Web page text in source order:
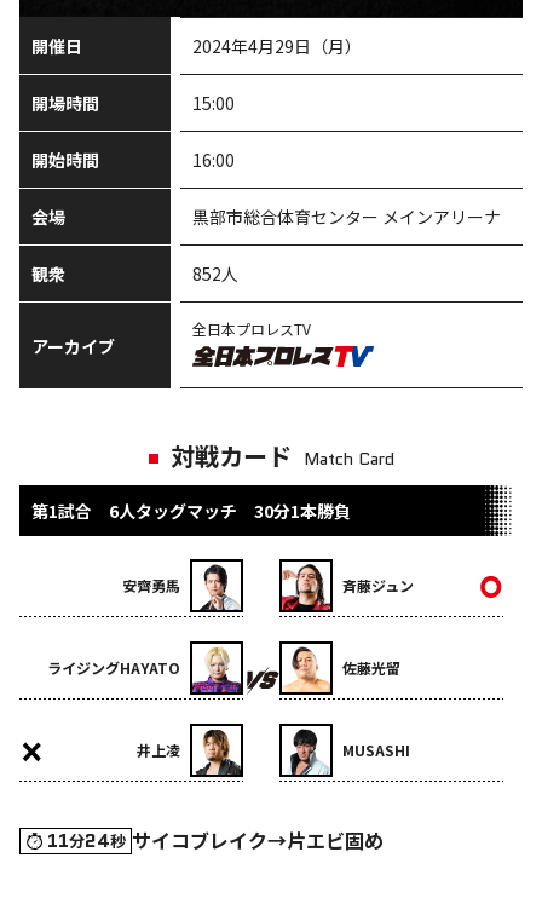
開催日 2024年4月29日（月）
開場時間 15:00
開始時間 16:00
会場 黒部市総合体育センター メインアリーナ
観衆 852人
アーカイブ
全日本プロレスTV
対戦カード Match Card
第1試合 6人タッグマッチ 30分1本勝負
安齊勇馬
ライジングHAYATO
井上凌
斉藤ジュン
佐藤光留
MUSASHI
11分24秒 サイコブレイク→片エビ固め